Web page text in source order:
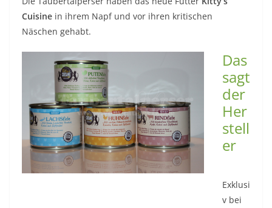
Cuisine in ihrem Napf und vor ihren kritischen
Näschen gehabt.
Das
sagt
der
Her
stell
er
Exklusi
v bei